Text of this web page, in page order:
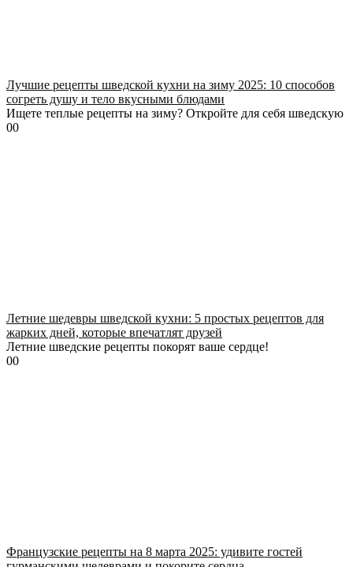
Лучшие рецепты шведской кухни на зиму 2025: 10 способов
согреть душу и тело вкусными блюдами
Ищете теплые рецепты на зиму? Откройте для себя шведскую
00
Летние шедевры шведской кухни: 5 простых рецептов для
жарких дней, которые впечатлят друзей
Летние шведские рецепты покорят ваше сердце!
00
Французские рецепты на 8 марта 2025: удивите гостей